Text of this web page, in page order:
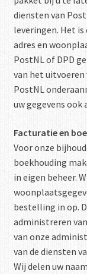
diensten van
leveringen. Het
adres en
PostNL of DPD
van het uitvoeren
PostNL
uw gegevens ook
Facturatie en
Voor onze
boekhouding
in eigen beheer.
bestelling in op.
administreren
van onze
van de diensten
Wij delen uw